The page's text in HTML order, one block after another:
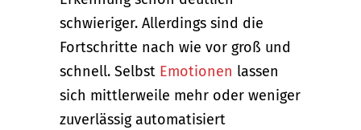
schwieriger. Allerdings sind die
Fortschritte nach wie vor groß und
schnell. Selbst Emotionen lassen
sich mittlerweile mehr oder weniger
zuverlässig automatisiert